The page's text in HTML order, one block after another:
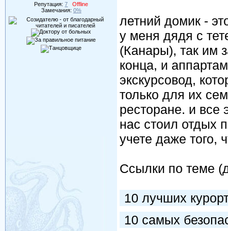
Репутация:7
Offline
Замечания: 0%
летний домик -
у меня дядя с
(Канары), так им
конца, и
экскурсовод,
только для их
ресторане. и все
нас стоил отдых
учете даже того,
Ссылки по теме
10 лучших
10 самых